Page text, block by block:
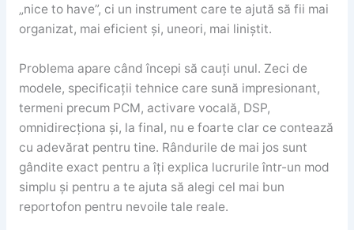
„nice to have”, ci un instrument care te ajută să fii mai
organizat, mai eficient și, uneori, mai liniștit.
Problema apare când începi să cauți unul. Zeci de
modele, specificații tehnice care sună impresionant,
termeni precum PCM, activare vocală, DSP,
omnidirecționa și, la final, nu e foarte clar ce contează
cu adevărat pentru tine. Rândurile de mai jos sunt
gândite exact pentru a îți explica lucrurile într-un mod
simplu și pentru a te ajuta să alegi cel mai bun
reportofon pentru nevoile tale reale.